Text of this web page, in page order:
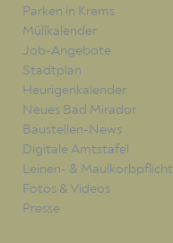
Parken in Krems
Müllkalender
Job-Angebote
Stadtplan
Heurigenkalender
Neues Bad Mirador
Baustellen-News
Digitale Amtstafel
Leinen- & Maulkorbpflicht
Fotos & Videos
Presse